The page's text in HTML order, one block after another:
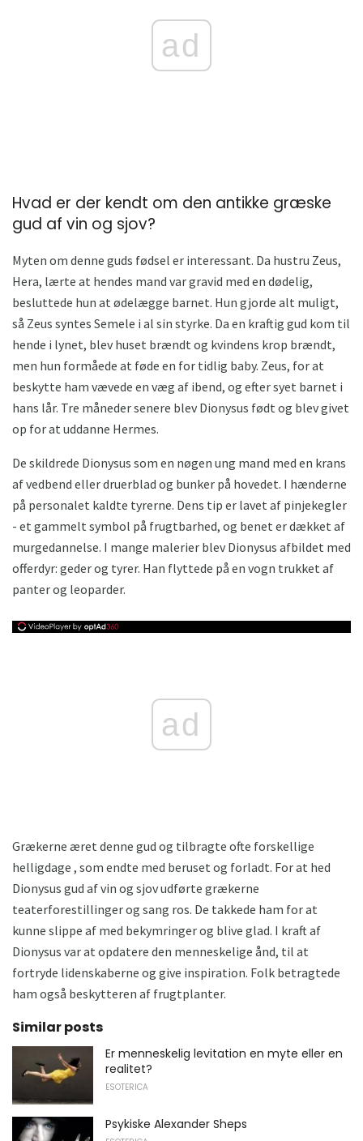
ad
Hvad er der kendt om den antikke græske
gud af vin og sjov?
Myten om denne guds fødsel er interessant. Da hustru Zeus,
Hera, lærte at hendes mand var gravid med en dødelig,
besluttede hun at ødelægge barnet. Hun gjorde alt muligt,
så Zeus syntes Semele i al sin styrke. Da en kraftig gud kom til
hende i lynet, blev huset brændt og kvindens krop brændt,
men hun formåede at føde en for tidlig baby. Zeus, for at
beskytte ham vævede en væg af ibend, og efter syet barnet i
hans lår. Tre måneder senere blev Dionysus født og blev givet
op for at uddanne Hermes.
De skildrede Dionysus som en nøgen ung mand med en krans
af vedbend eller druerblad og bunker på hovedet. I hænderne
på personalet kaldte tyrerne. Dens tip er lavet af pinjekegler
- et gammelt symbol på frugtbarhed, og benet er dækket af
murgedannelse. I mange malerier blev Dionysus afbildet med
offerdyr: geder og tyrer. Han flyttede på en vogn trukket af
panter og leoparder.
ad
Grækerne æret denne gud og tilbragte ofte forskellige
helligdage , som endte med beruset og forladt. For at hed
Dionysus gud af vin og sjov udførte grækerne
teaterforestillinger og sang ros. De takkede ham for at
kunne slippe af med bekymringer og blive glad. I kraft af
Dionysus var at opdatere den menneskelige ånd, til at
fortryde lidenskaberne og give inspiration. Folk betragtede
ham også beskytteren af ​​frugtplanter.
Similar posts
Er menneskelig levitation en myte eller en
realitet?
ESOTERICA
Psykiske Alexander Sheps